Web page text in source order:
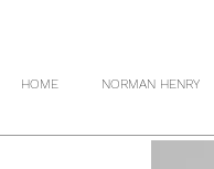
HOME NORMAN HENRY